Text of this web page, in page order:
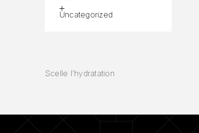
Uncategorized
Scelle l’hydratation